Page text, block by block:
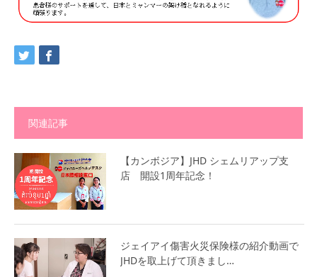
関連記事
【カンボジア】JHD シェムリアップ支
店 開設1周年記念！
ジェイアイ傷害火災保険様の紹介動画で
JHDを取上げて頂きまし…